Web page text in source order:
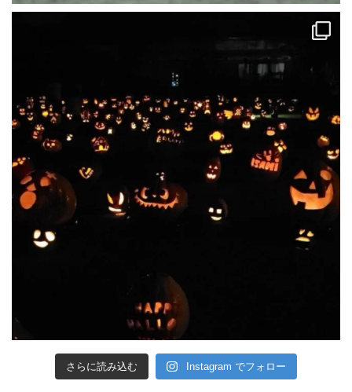
さらに読み込む Instagram でフォロー